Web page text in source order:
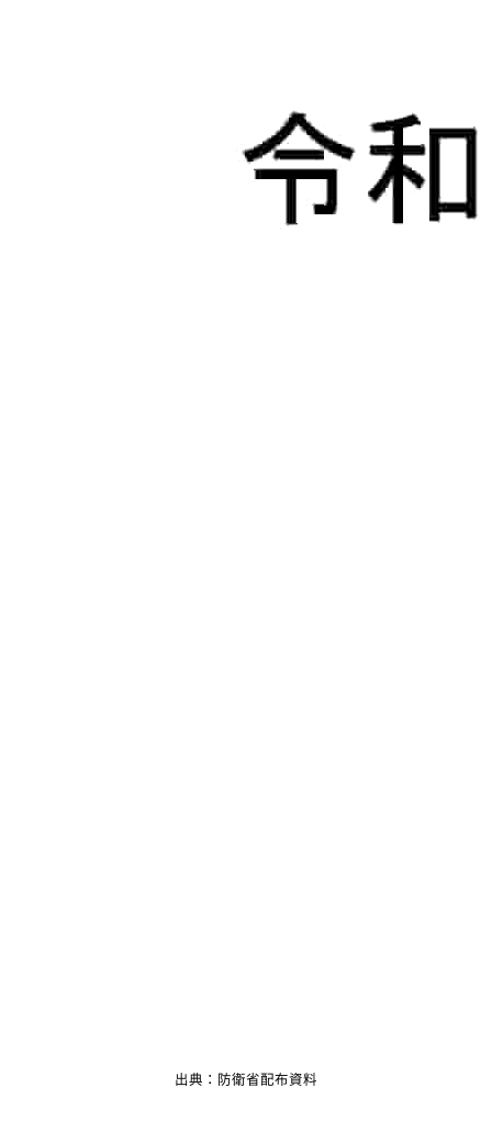
出典：防衛省配布資料